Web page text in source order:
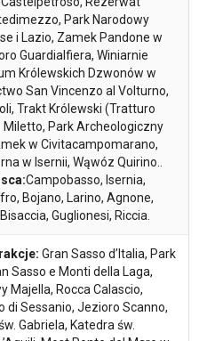
Park Narodowy
i Lazio, Zamek Pandone w
Guardialfiera, Winiarnie
Królewskich Dzwonów w
San Vincenzo al Volturno,
Trakt Królewski (Tratturo
Miletto, Park Archeologiczny
w Civitacampomarano,
w Isernii, Wąwóz Quirino..
Campobasso, Isernia,
Bojano, Larino, Agnone,
Guglionesi, Riccia.
Gran Sasso d’Italia, Park
Sasso e Monti della Laga,
Majella, Rocca Calascio,
di Sessanio, Jezioro Scanno,
Gabriela, Katedra św.